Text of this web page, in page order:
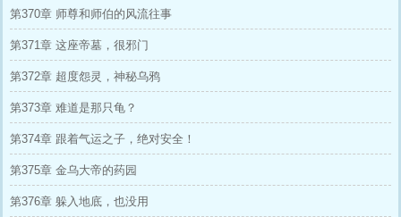
第370章 师尊和师伯的风流往事
第371章 这座帝墓，很邪门
第372章 超度怨灵，神秘乌鸦
第373章 难道是那只龟？
第374章 跟着气运之子，绝对安全！
第375章 金乌大帝的药园
第376章 躲入地底，也没用